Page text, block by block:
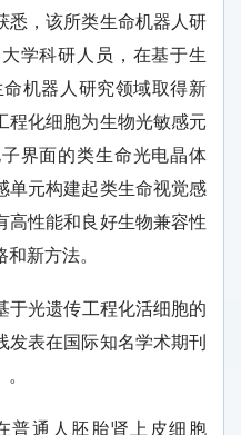
悉，该所类生命机器人研
学科研 人员 ，在基于生
机器人研究领域取得新
程化细胞为生物光敏感元
界面的类生命光电晶体
单元构建起类生命视觉感
高性能和良好生物兼容性
新方法。
于光遗传工程化活细胞的
发表在国际知名学术期刊
普通人胚胎肾上皮细胞